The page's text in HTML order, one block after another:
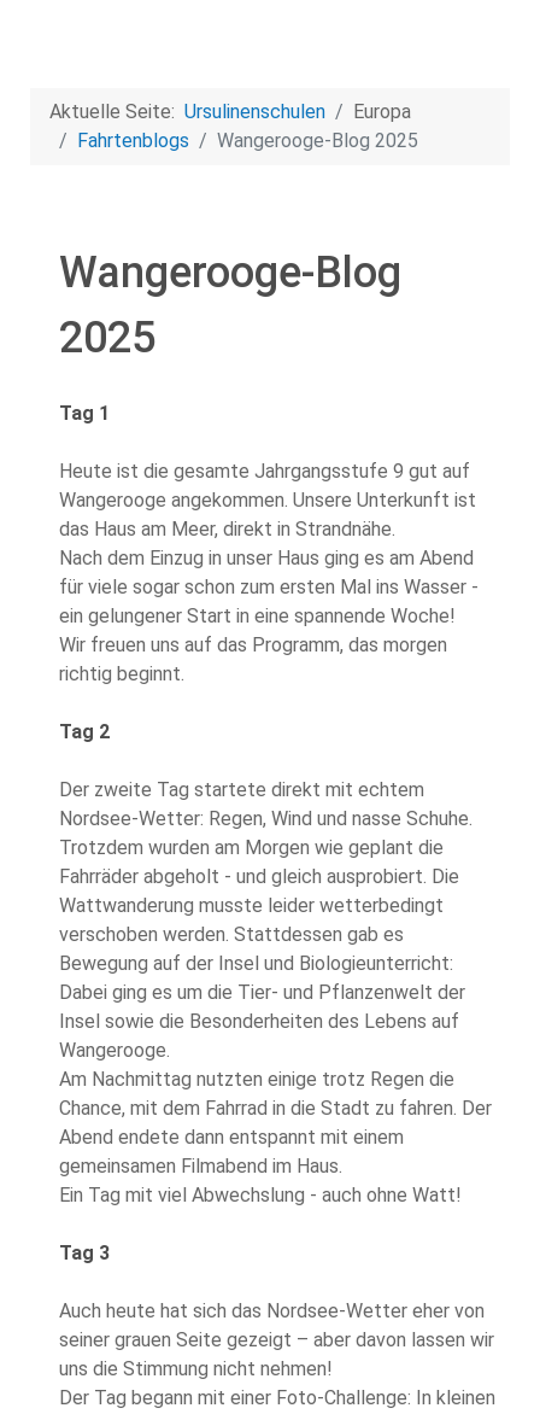
Aktuelle Seite: Ursulinenschulen
Europa
Fahrtenblogs
Wangerooge-Blog 2025
Wangerooge-Blog
2025
Tag 1
Heute ist die gesamte Jahrgangsstufe 9 gut auf
Wangerooge angekommen. Unsere Unterkunft ist
das Haus am Meer, direkt in Strandnähe.
Nach dem Einzug in unser Haus ging es am Abend
für viele sogar schon zum ersten Mal ins Wasser -
ein gelungener Start in eine spannende Woche!
Wir freuen uns auf das Programm, das morgen
richtig beginnt.
Tag 2
Der zweite Tag startete direkt mit echtem
Nordsee-Wetter: Regen, Wind und nasse Schuhe.
Trotzdem wurden am Morgen wie geplant die
Fahrräder abgeholt - und gleich ausprobiert. Die
Wattwanderung musste leider wetterbedingt
verschoben werden. Stattdessen gab es
Bewegung auf der Insel und Biologieunterricht:
Dabei ging es um die Tier- und Pflanzenwelt der
Insel sowie die Besonderheiten des Lebens auf
Wangerooge.
Am Nachmittag nutzten einige trotz Regen die
Chance, mit dem Fahrrad in die Stadt zu fahren. Der
Abend endete dann entspannt mit einem
gemeinsamen Filmabend im Haus.
Ein Tag mit viel Abwechslung - auch ohne Watt!
Tag 3
Auch heute hat sich das Nordsee-Wetter eher von
seiner grauen Seite gezeigt – aber davon lassen wir
uns die Stimmung nicht nehmen!
Der Tag begann mit einer Foto-Challenge: In kleinen